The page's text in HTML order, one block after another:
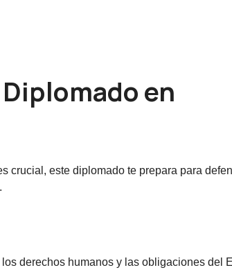
en
crucial, este diplomado te prepara para
derechos humanos y las obligaciones del